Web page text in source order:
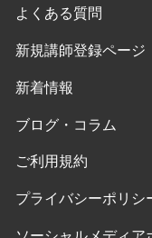
よくある質問
新規講師登録ページ
新着情報
ブログ・コラム
ご利用規約
プライバシーポリシ